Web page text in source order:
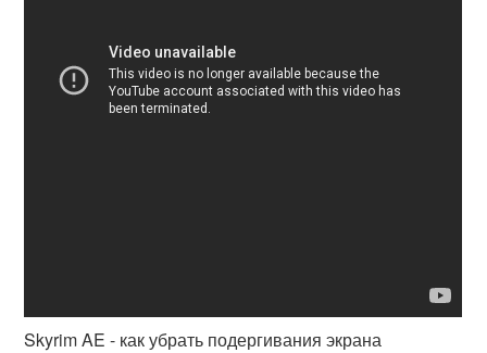
Skyrim AE - как убрать подергивания экрана